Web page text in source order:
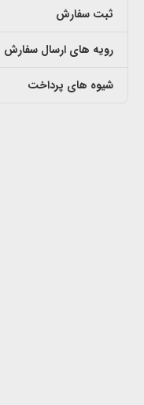
ثبت سفارش
رویه های ارسال سفارش
شیوه های پرداخت